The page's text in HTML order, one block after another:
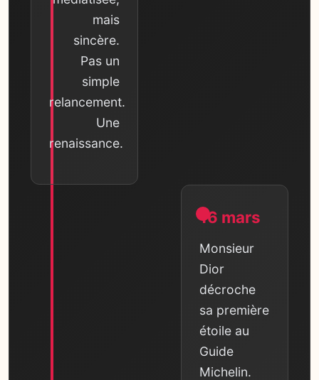
mais
sincère.
Pas un
simple
relancement.
Une
renaissance.
16 mars
Monsieur
Dior
décroche
sa première
étoile au
Guide
Michelin.